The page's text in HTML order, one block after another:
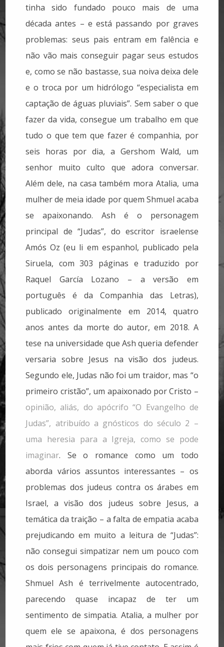
tinha sido fundado pouco mais de uma
década antes – e está passando por graves
problemas: seus pais entram em falência e
não vão mais conseguir pagar seus estudos
e, como se não bastasse, sua noiva deixa dele
e o troca por um hidrólogo “especialista em
captação de águas pluviais”. Sem saber o que
fazer da vida, consegue um trabalho em que
tudo o que tem que fazer é companhia, por
seis horas por dia, a Gershom Wald, um
senhor muito culto que adora conversar.
Além dele, na casa também mora Atalia, uma
mulher de meia idade por quem Shmuel acaba
se apaixonando. Ash é o personagem
principal de “Judas”, do escritor israelense
Amós Oz (eu li em espanhol, publicado pela
Siruela, com 303 páginas e traduzido por
Raquel García Lozano – a versão em
português é da Companhia das Letras),
publicado originalmente em 2014, quatro
anos antes da morte do autor, em 2018. A
tese na universidade que Ash queria defender
versaria sobre Jesus na visão dos judeus.
Segundo ele, Judas não foi um traidor, mas “o
primeiro cristão”, um apaixonado por Cristo –
opinião, aliás, do apócrifo “O Evangelho de
Judas”, atribuído a gnósticos do século 2 –
uma heresia para a Igreja, como se pode
imaginar. Se o romance como um todo
aborda vários assuntos interessantes – os
problemas dos judeus contra os árabes em
Israel, a visão dos judeus sobre Jesus, a
temática da traição – a falta de empatia acaba
prejudicando em muito a leitura de “Judas”:
não consegui simpatizar nem um pouco com
os dois personagens principais do romance.
Shmuel Ash é terrivelmente autocentrado,
parecendo quase incapaz de ter um
sentimento de simpatia. Atalia, a mulher por
quem ele se apaixona, é dos personagens